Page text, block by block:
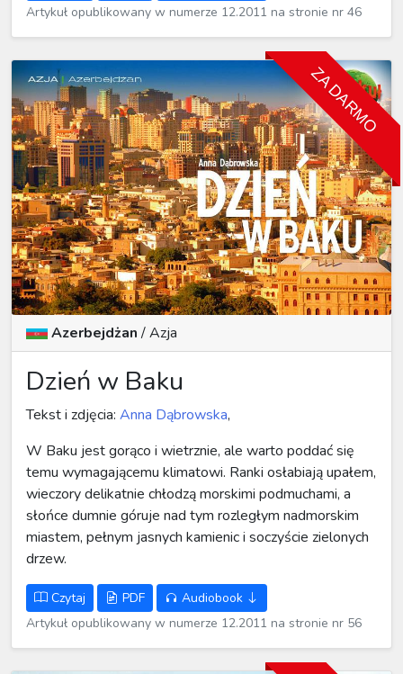
Artykuł opublikowany w numerze 12.2011 na stronie nr 46
ZA DARMO
Azerbejdżan/Azja
Dzień w Baku
Tekst i zdjęcia: Anna Dąbrowska,
W Baku jest gorąco i wietrznie, ale warto poddać się
temu wymagającemu klimatowi. Ranki osłabiają upałem,
wieczory delikatnie chłodzą morskimi podmuchami, a
słońce dumnie góruje nad tym rozległym nadmorskim
miastem, pełnym jasnych kamienic i soczyście zielonych
drzew.
Czytaj PDF
Audiobook
Artykuł opublikowany w numerze 12.2011 na stronie nr 56